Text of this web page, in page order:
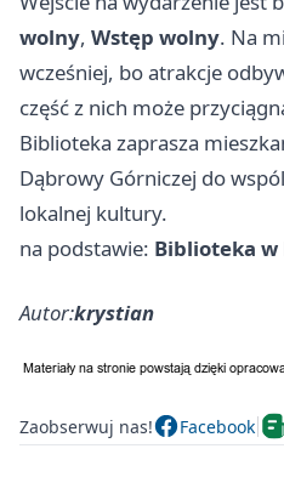
wolny, Wstęp wolny. Na
wcześniej, bo atrakcje
część z nich może
Biblioteka zaprasza
Dąbrowy Górniczej do
lokalnej kultury.
na podstawie: Biblioteka w
Autor:krystian
Zaobserwuj nas! Facebook